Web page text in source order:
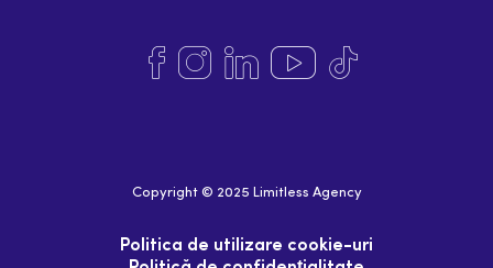
Copyright © 2025 Limitless Agency
Politica de utilizare cookie-uri